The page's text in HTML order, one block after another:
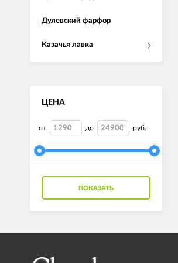
Дулевский фарфор
Казачья лавка
ЦЕНА
от до руб.
ПОКАЗАТЬ